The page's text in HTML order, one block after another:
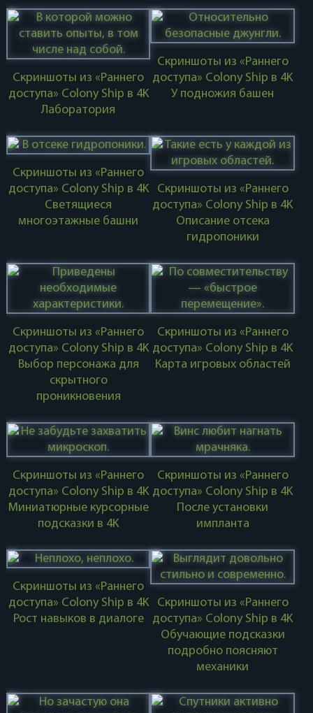
Скриншоты из «Раннего
доступа» Colony Ship в 4K
Лаборатория
Скриншоты из «Раннего
доступа» Colony Ship в 4K
У подножия башен
Скриншоты из «Раннего
доступа» Colony Ship в 4K
Светящиеся
многоэтажные башни
Скриншоты из «Раннего
доступа» Colony Ship в 4K
Описание отсека
гидропоники
Скриншоты из «Раннего
доступа» Colony Ship в 4K
Выбор персонажа для
скрытного
проникновения
Скриншоты из «Раннего
доступа» Colony Ship в 4K
Карта игровых областей
Скриншоты из «Раннего
доступа» Colony Ship в 4K
Миниатюрные курсорные
подсказки в 4K
Скриншоты из «Раннего
доступа» Colony Ship в 4K
После установки
импланта
Скриншоты из «Раннего
доступа» Colony Ship в 4K
Рост навыков в диалоге
Скриншоты из «Раннего
доступа» Colony Ship в 4K
Обучающие подсказки
подробно поясняют
механики